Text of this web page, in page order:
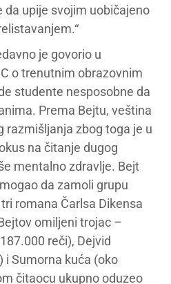
da upije svojim uobičajeno
je govorio u
o trenutnim obrazovnim
studente nesposobne da
Prema Bejtu, veština
razmišljanja zbog toga je u
na čitanje dugog
mentalno zdravlje. Bejt
da zamoli grupu
romana Čarlsa Dikensa
omiljeni trojac –
reči), Dejvid
i Sumorna kuća (oko
čitaocu ukupno oduzeo